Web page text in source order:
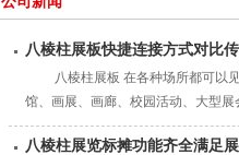
八棱柱展板快捷连接方式对比
八棱柱展板 在各种场所都可以见
馆、画展、画廊、校园活动、大型
八棱柱展览标摊功能齐全满足